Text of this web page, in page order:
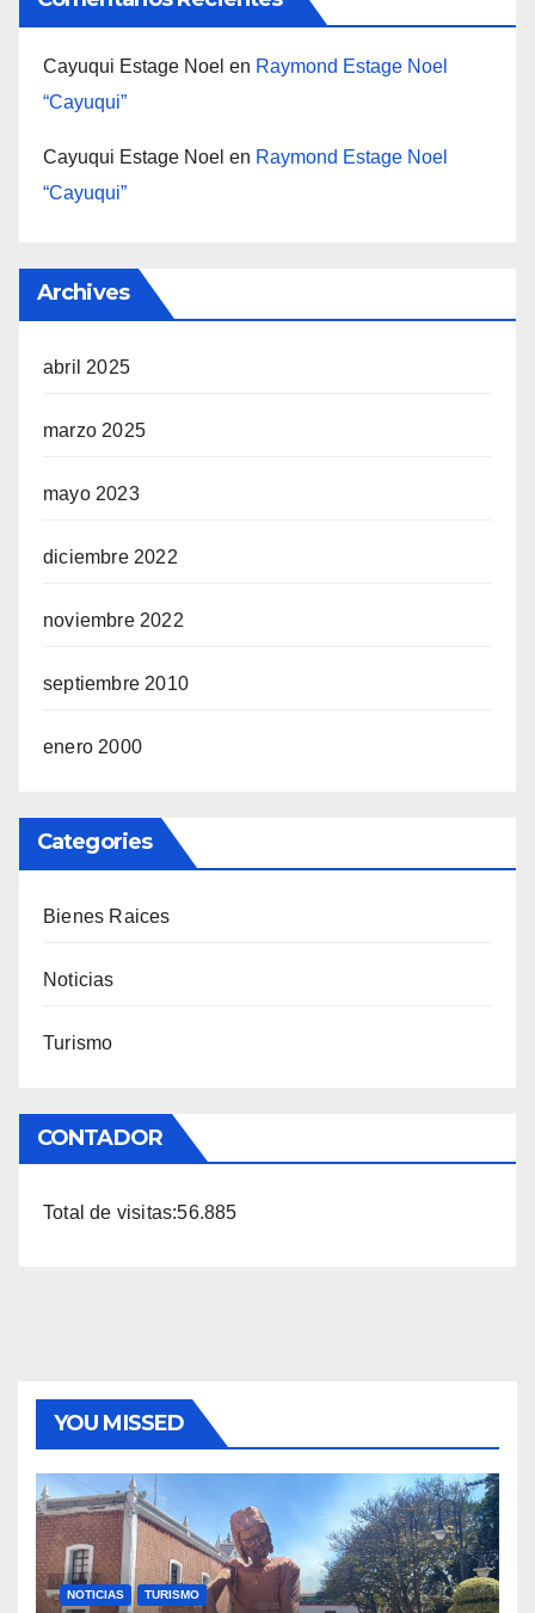
Cayuqui Estage Noel en Raymond Estage Noel
“Cayuqui”
Cayuqui Estage Noel en Raymond Estage Noel
“Cayuqui”
Archives
abril 2025
marzo 2025
mayo 2023
diciembre 2022
noviembre 2022
septiembre 2010
enero 2000
Categories
Bienes Raices
Noticias
Turismo
CONTADOR
Total de visitas:56.885
YOU MISSED
NOTICIAS TURISMO